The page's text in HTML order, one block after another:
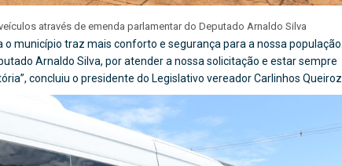
através de emenda parlamentar do Deputado Arnaldo Silva
município traz mais conforto e segurança para a nossa população.
Arnaldo Silva, por atender a nossa solicitação e estar sempre
concluiu o presidente do Legislativo vereador Carlinhos Queiroz.